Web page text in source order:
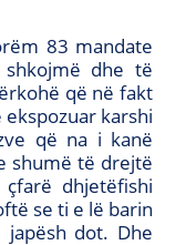
83 mandate
dhe të
që në fakt
karshi
që na i kanë
shumë të drejtë
dhjetëfishi
se ti e lë barin
japësh dot. Dhe